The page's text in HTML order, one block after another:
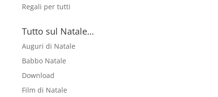
Regali per tutti
Tutto sul Natale…
Auguri di Natale
Babbo Natale
Download
Film di Natale